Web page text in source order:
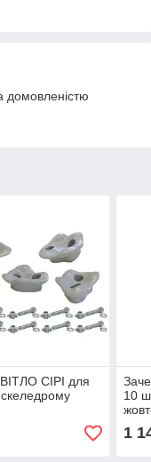
домовленістю
СІРІ для
10
1